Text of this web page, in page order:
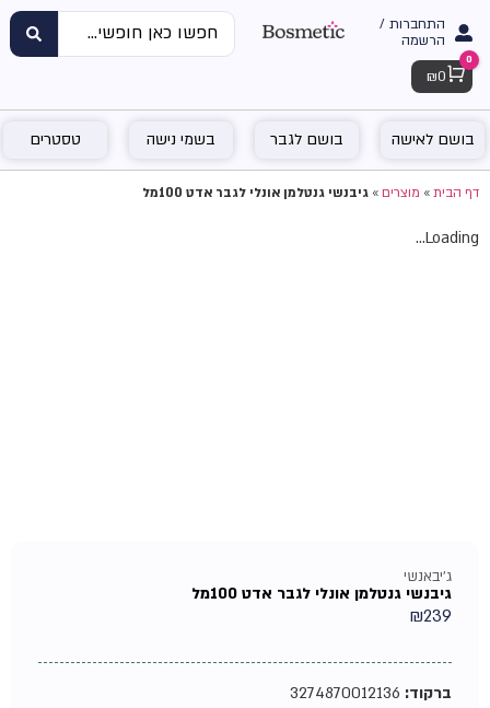
התחברות /
הרשמה
Cart
0
₪ 0
בושם לאישה בושם לגבר בשמי נישה טסטרים
דף הבית»מוצרים»גיבנשי גנטלמן אונלי לגבר אדט 100מל
Loading...
ג'יבאנשי
גיבנשי גנטלמן אונלי לגבר אדט 100מל
₪239
ברקוד:3274870012136